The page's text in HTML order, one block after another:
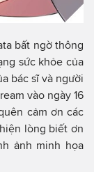
bất ngờ thông
sức khỏe của
bác sĩ và người
vào ngày 16
cảm ơn các
lòng biết ơn
ảnh minh họa